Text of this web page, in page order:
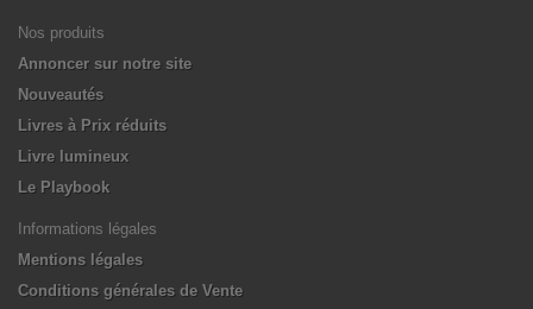
Nos produits
Annoncer sur notre site
Nouveautés
Livres à Prix réduits
Livre lumineux
Le Playbook
Informations légales
Mentions légales
Conditions générales de Vente